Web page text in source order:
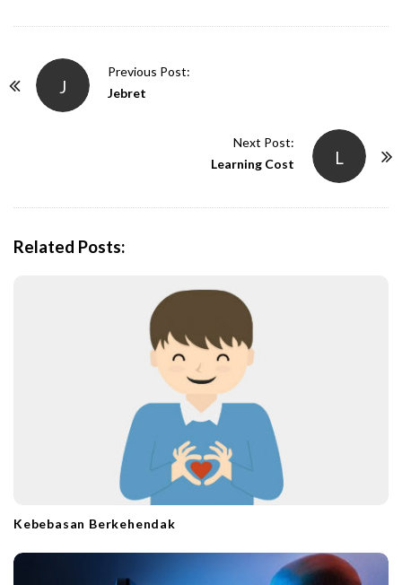
J
Previous Post:
Jebret
L
Next Post:
Learning Cost
Related Posts:
Kebebasan Berkehendak